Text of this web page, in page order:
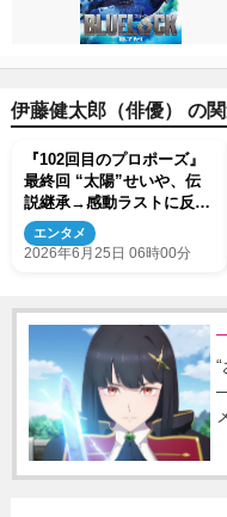
伊藤健太郎（俳優） の
『102回目のプロポーズ』
最終回 “太陽”せいや、伝
説継承→感動ラストに反響
「愛が大きすぎる」「泣い
た」（ネタバレあり）
エンタメ
2026年6月25日 06時00分